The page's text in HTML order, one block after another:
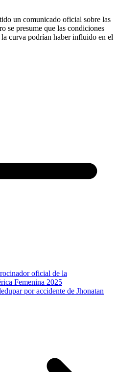
un comunicado oficial sobre las
se presume que las condiciones
curva podrían haber influido en el
oficial de la
Femenina 2025
por accidente de Jhonatan